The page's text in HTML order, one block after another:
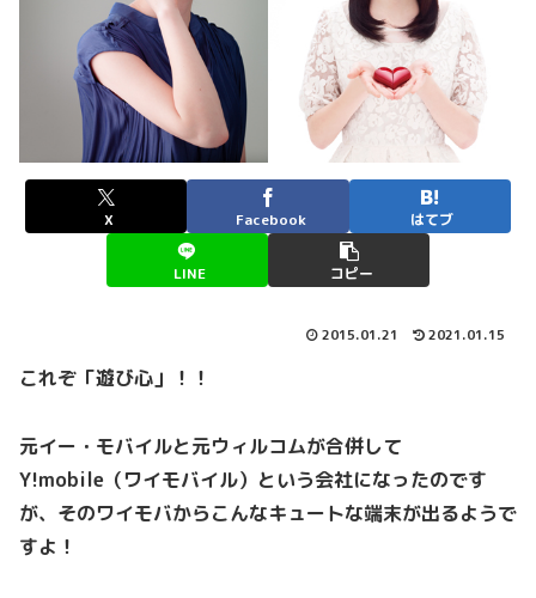
X Facebook はてブ
LINE コピー
2015.01.21 2021.01.15
これぞ「遊び心」！！
元イー・モバイルと元ウィルコムが合併して
Y!mobile（ワイモバイル）という会社になったのです
が、そのワイモバからこんなキュートな端末が出るようで
すよ！